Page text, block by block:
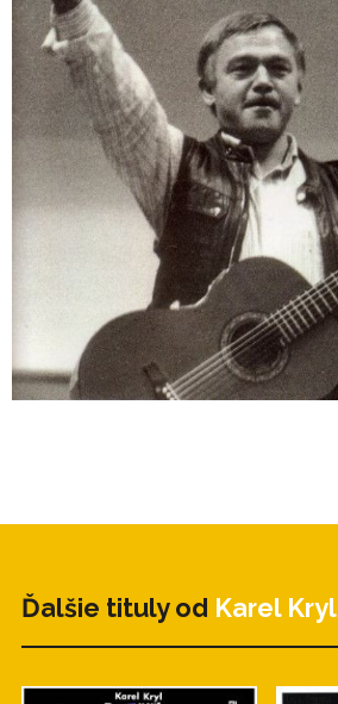
Ďalšie tituly od Karel Kryl